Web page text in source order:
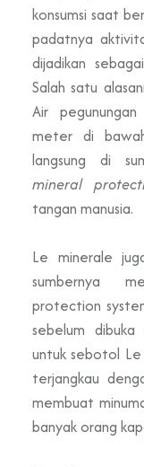
konsumsi saat
padatnya
dijadikan
Salah satu
Air
meter di
langsung di
mineral
tangan manusia.
Le minerale
sumbernya
protection
sebelum
untuk sebotol
terjangkau
membuat
banyak orang